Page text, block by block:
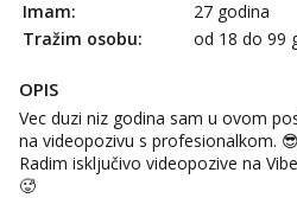
tel:0,93€ - mob:1,12€ min
Tel: 064/677-677- Kod:
tel:0,93€ - mob:1,12€ min
Imam:
27 godina
Tražim osobu:
od 18 do 99
OPIS
Vec duzi niz godina sam u ovom
na videopozivu s profesionalkom. 😎
Radim isključivo videopozive na
🥵